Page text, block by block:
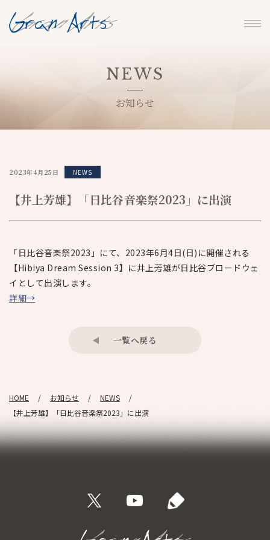
NEWS
お知らせ
2023年4月25日 NEWS
【井上芳雄】「日比谷音楽祭2023」に出演
「日比谷音楽祭2023」にて、2023年6月4日(日)に開催される
【Hibiya Dream Session 3】に井上芳雄が日比谷ブロードウェ
イとして出演します。
詳細→
一覧へ戻る
HOME お知らせ
NEWS
【井上芳雄】「日比谷音楽祭2023」に出演